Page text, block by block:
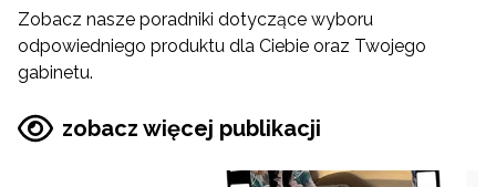
Zobacz nasze poradniki dotyczące wyboru
odpowiedniego produktu dla Ciebie oraz Twojego
gabinetu.
zobacz więcej publikacji